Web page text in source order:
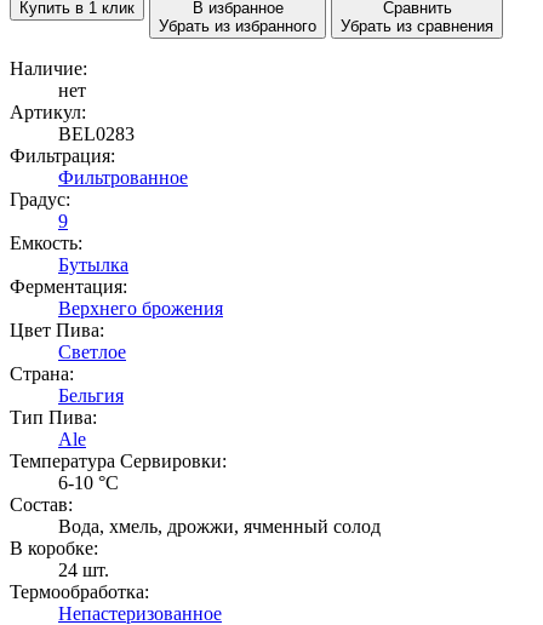
Купить в 1 клик
В избранное
Убрать из избранного
Сравнить
Убрать из сравнения
Наличие:
нет
Артикул:
BEL0283
Фильтрация:
Фильтрованное
Градус:
9
Емкость:
Бутылка
Ферментация:
Верхнего брожения
Цвет Пива:
Светлое
Страна:
Бельгия
Тип Пива:
Ale
Температура Cервировки:
6-10 °С
Состав:
Вода, хмель, дрожжи, ячменный солод
В коробке:
24 шт.
Термообработка:
Непастеризованное